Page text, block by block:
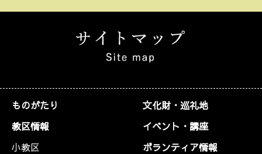
ものがたり
教区情報
小教区
文化財・巡礼地
イベント・講座
ボランティア情報